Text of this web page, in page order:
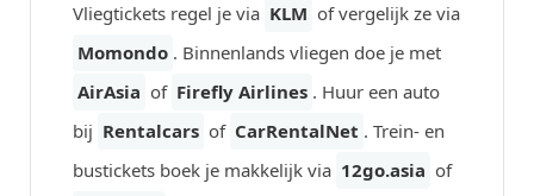
Vliegtickets regel je via KLM of vergelijk ze via
Momondo . Binnenlands vliegen doe je met
AirAsia of Firefly Airlines . Huur een auto
bij Rentalcars of CarRentalNet . Trein- en
bustickets boek je makkelijk via 12go.asia of